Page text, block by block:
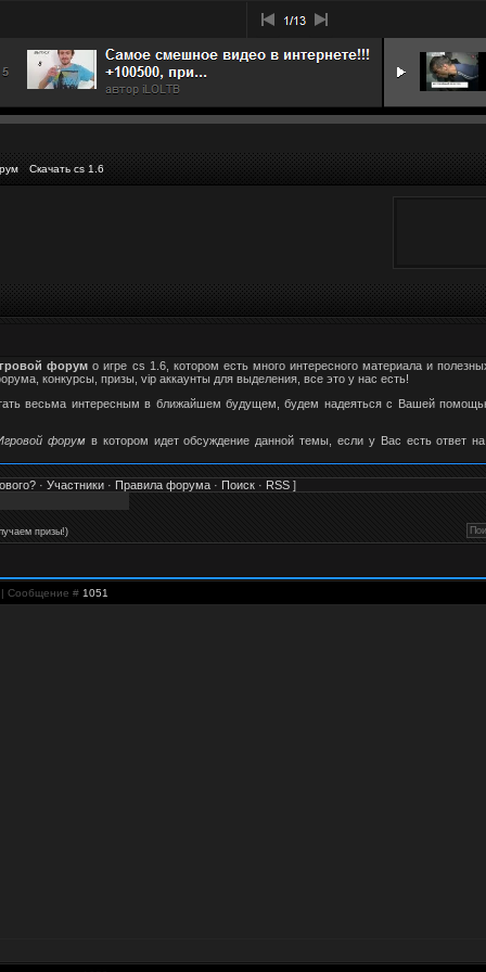
Скачать cs 1.6
форум о игре cs 1.6, котором есть много интересного материала и
конкурсы, призы, vip аккаунты для выделения, все это у нас есть!
весьма интересным в ближайшем будущем, будем надеяться с Вашей
форум в котором идет обсуждение данной темы, если у Вас есть ответ
· Участники· Правила форума· Поиск· RSS]
призы!)
| Сообщение # 1051